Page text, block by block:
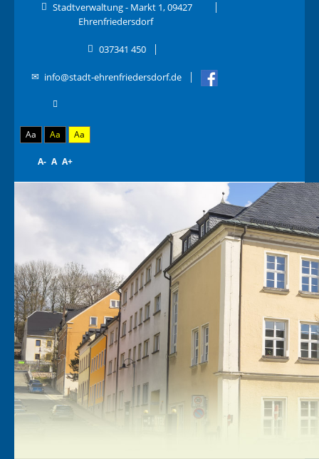
Stadtverwaltung - Markt 1, 09427
Ehrenfriedersdorf
037341 450
info@stadt-ehrenfriedersdorf.de
Aa Aa Aa
A- A A+